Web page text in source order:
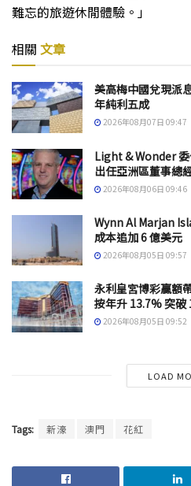
難忘的旅遊休閒體驗。」
相關 文章
美高梅中國兌現派
年純利五成
2026年08月07日 09:47
Light & Wonder
出任亞洲區董事總
2026年08月06日 09:46
Wynn Al Marjan
成本追加 6 億美元
2026年08月05日 09:57
永利皇宮博彩贏額
按年升 13.7% 突破
2026年08月05日 09:52
LOAD
Tags: 新濠 澳門 花紅